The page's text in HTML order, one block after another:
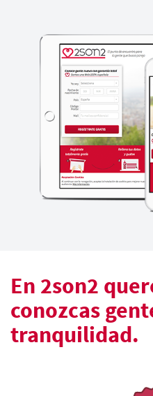
En 2son2
conozcas
tranquilidad.